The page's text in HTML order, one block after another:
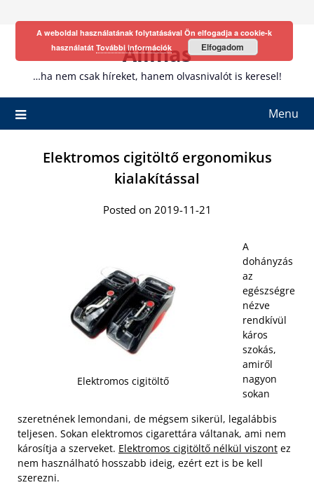
Allmas
…ha nem csak híreket, hanem olvasnivalót is keresel!
Menu
Elektromos cigitöltő ergonomikus
kialakítással
Posted on 2019-11-21
Elektromos cigitöltő
A
dohányzás
az
egészségre
nézve
rendkívül
káros
szokás,
amiről
nagyon
sokan
szeretnének lemondani, de mégsem sikerül, legalábbis
teljesen. Sokan elektromos cigarettára váltanak, ami nem
károsítja a szerveket. Elektromos cigitöltő nélkül viszont ez
nem használható hosszabb ideig, ezért ezt is be kell
szerezni.
A weboldal használatának folytatásával Ön elfogadja a cookie-k
használatát További információk Elfogadom